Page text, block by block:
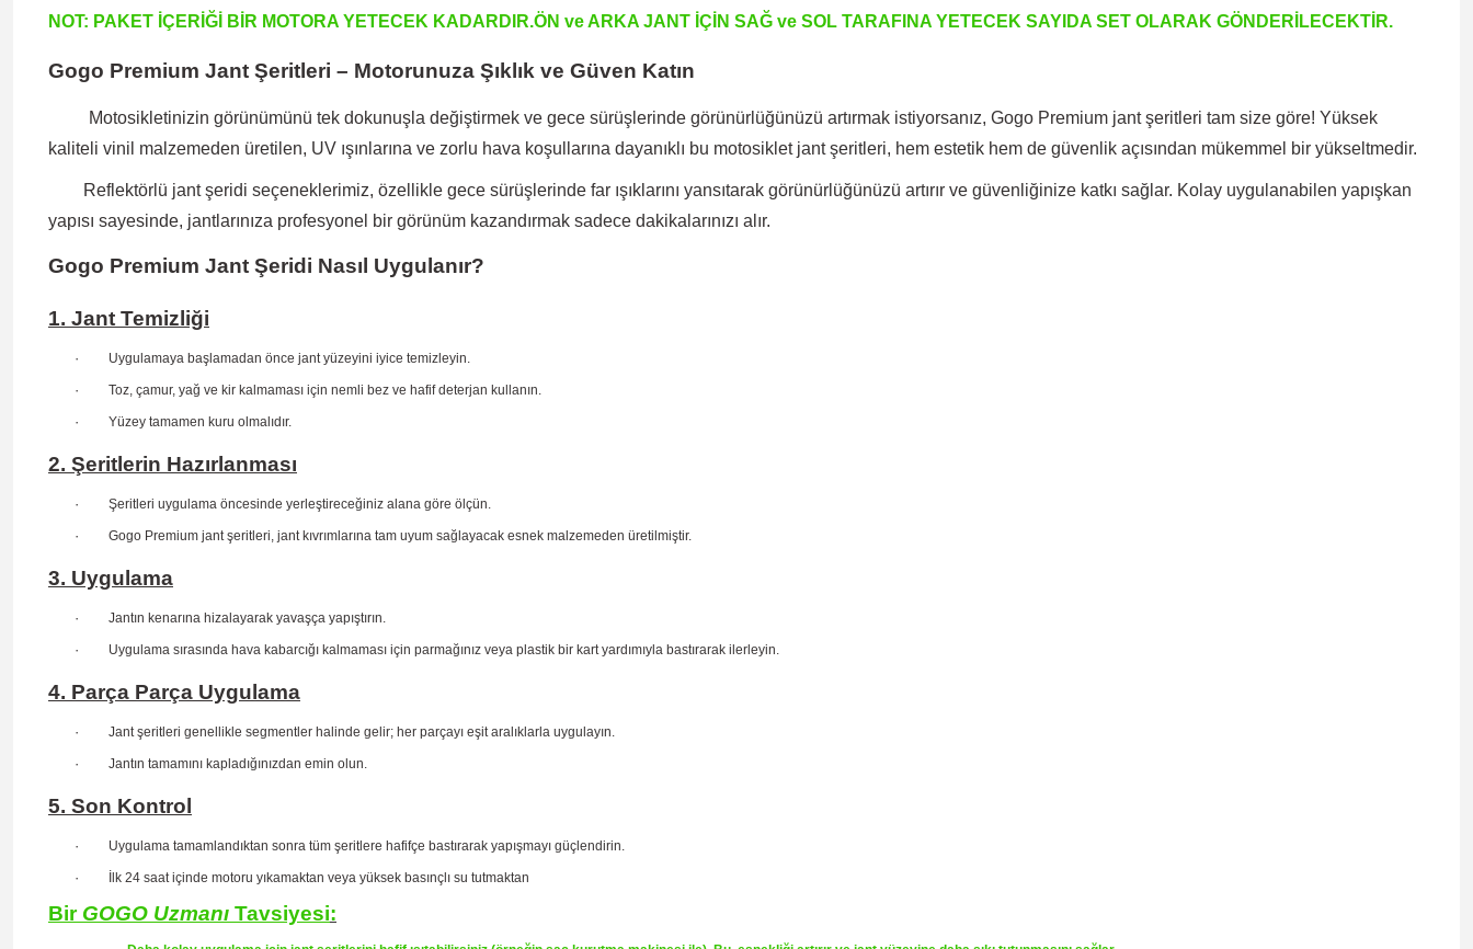
NOT: PAKET İÇERİĞİ BİR MOTORA YETECEK KADARDIR.ÖN ve ARKA JANT İÇİN SAĞ ve SOL TARAFINA YETECEK SAYIDA SET OLARAK GÖNDERİLECEKTİR.
Gogo Premium Jant Şeritleri – Motorunuza Şıklık ve Güven Katın
Motosikletinizin görünümünü tek dokunuşla değiştirmek ve gece sürüşlerinde görünürlüğünüzü artırmak istiyorsanız, Gogo Premium jant şeritleri tam size göre! Yüksek
kaliteli vinil malzemeden üretilen, UV ışınlarına ve zorlu hava koşullarına dayanıklı bu motosiklet jant şeritleri, hem estetik hem de güvenlik açısından mükemmel bir yükseltmedir.
Reflektörlü jant şeridi seçeneklerimiz, özellikle gece sürüşlerinde far ışıklarını yansıtarak görünürlüğünüzü artırır ve güvenliğinize katkı sağlar. Kolay uygulanabilen yapışkan
yapısı sayesinde, jantlarınıza profesyonel bir görünüm kazandırmak sadece dakikalarınızı alır.
Gogo Premium Jant Şeridi Nasıl Uygulanır?
1. Jant Temizliği
· Uygulamaya başlamadan önce jant yüzeyini iyice temizleyin.
· Toz, çamur, yağ ve kir kalmaması için nemli bez ve hafif deterjan kullanın.
· Yüzey tamamen kuru olmalıdır.
2. Şeritlerin Hazırlanması
· Şeritleri uygulama öncesinde yerleştireceğiniz alana göre ölçün.
· Gogo Premium jant şeritleri, jant kıvrımlarına tam uyum sağlayacak esnek malzemeden üretilmiştir.
3. Uygulama
· Jantın kenarına hizalayarak yavaşça yapıştırın.
· Uygulama sırasında hava kabarcığı kalmaması için parmağınız veya plastik bir kart yardımıyla bastırarak ilerleyin.
4. Parça Parça Uygulama
· Jant şeritleri genellikle segmentler halinde gelir; her parçayı eşit aralıklarla uygulayın.
· Jantın tamamını kapladığınızdan emin olun.
5. Son Kontrol
· Uygulama tamamlandıktan sonra tüm şeritlere hafifçe bastırarak yapışmayı güçlendirin.
· İlk 24 saat içinde motoru yıkamaktan veya yüksek basınçlı su tutmaktan
Bir GOGO Uzmanı Tavsiyesi: